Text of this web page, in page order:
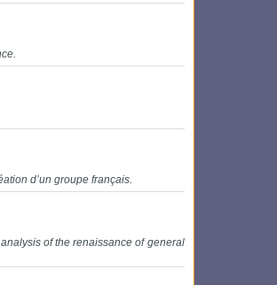
d’un groupe français.
of the renaissance of general